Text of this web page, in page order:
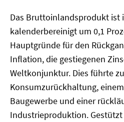
Das Bruttoinlandsprodukt ist
kalenderbereinigt um 0,1
Hauptgründe für den
Inflation, die gestiegenen
Weltkonjunktur. Dies führte zu
Konsumzurückhaltung,
Baugewerbe und einer
Industrieproduktion.